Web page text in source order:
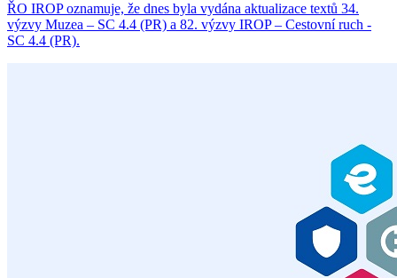
ŘO IROP oznamuje, že dnes byla vydána aktualizace textů 34.
výzvy Muzea – SC 4.4 (PR) a 82. výzvy IROP – Cestovní ruch -
SC 4.4 (PR).